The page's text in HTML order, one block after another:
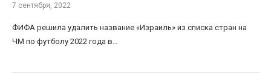
7 сентября, 2022
ФИФА решила удалить название «Израиль» из списка стран на
ЧМ по футболу 2022 года в…